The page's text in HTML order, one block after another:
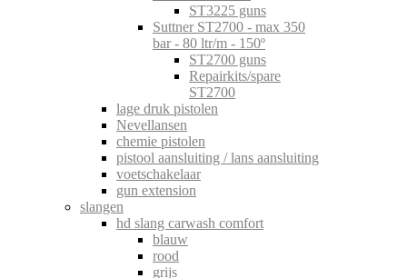
ST3225 guns
Suttner ST2700 - max 350
bar - 80 ltr/m - 150º
ST2700 guns
Repairkits/spare
ST2700
lage druk pistolen
Nevellansen
chemie pistolen
pistool aansluiting / lans aansluiting
voetschakelaar
gun extension
slangen
hd slang carwash comfort
blauw
rood
grijs